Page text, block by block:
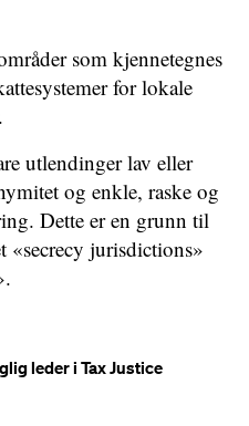
som kjennetegnes
for lokale
utlendinger lav eller
og enkle, raske og
Dette er en grunn til
«secrecy jurisdictions»
leder i Tax Justice